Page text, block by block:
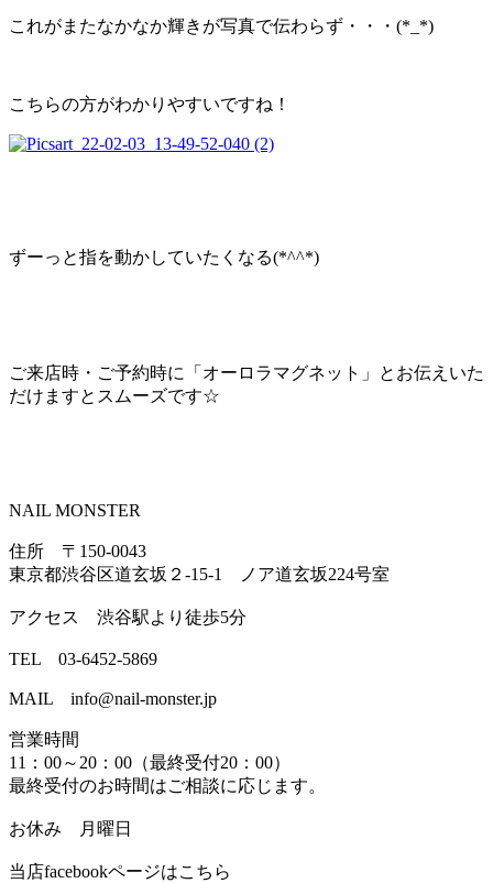
これがまたなかなか輝きが写真で伝わらず・・・(*_*)
こちらの方がわかりやすいですね！
ずーっと指を動かしていたくなる(*^^*)
ご来店時・ご予約時に「オーロラマグネット」とお伝えいた
だけますとスムーズです☆
NAIL MONSTER
住所 〒150-0043
東京都渋谷区道玄坂２-15-1 ノア道玄坂224号室
アクセス 渋谷駅より徒歩5分
TEL 03-6452-5869
MAIL info@nail-monster.jp
営業時間
11：00～20：00（最終受付20：00）
最終受付のお時間はご相談に応じます。
お休み 月曜日
当店facebookページはこちら